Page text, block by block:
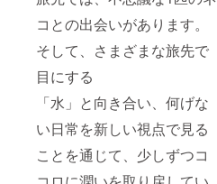
コとの出会いがあります。
そして、さまざまな旅先で
目にする
「水」と向き合い、何げな
い日常を新しい視点で見る
ことを通じて、少しずつコ